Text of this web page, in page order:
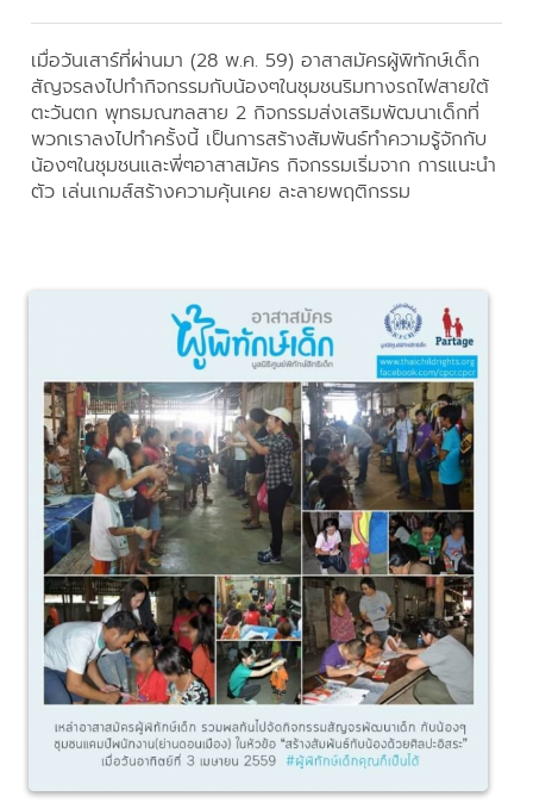
เมื่อวันเสาร์ที่ผ่านมา (28 พ.ค. 59) อาสาสมัครผู้พิทักษ์เด็ก
สัญจรลงไปทำกิจกรรมกับน้องๆในชุมชนริมทางรถไฟสายใต้
ตะวันตก พุทธมณฑลสาย 2 กิจกรรมส่งเสริมพัฒนาเด็กที่
พวกเราลงไปทำครั้งนี้ เป็นการสร้างสัมพันธ์ทำความรู้จักกับ
น้องๆในชุมชนและพี่ๆอาสาสมัคร กิจกรรมเริ่มจาก การแนะนำ
ตัว เล่นเกมส์สร้างความคุ้นเคย ละลายพฤติกรรม